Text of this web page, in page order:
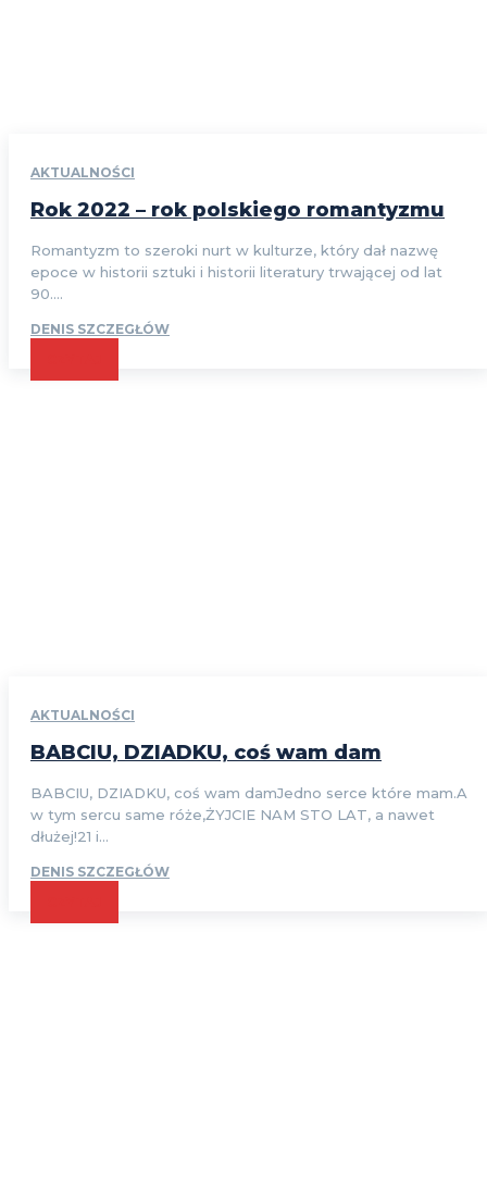
AKTUALNOŚCI
Rok 2022 – rok polskiego romantyzmu
Romantyzm to szeroki nurt w kulturze, który dał nazwę
epoce w historii sztuki i historii literatury trwającej od lat
90....
DENIS SZCZEGŁÓW
AKTUALNOŚCI
BABCIU, DZIADKU, coś wam dam
BABCIU, DZIADKU, coś wam damJedno serce które mam.A
w tym sercu same róże,ŻYJCIE NAM STO LAT, a nawet
dłużej!21 i...
DENIS SZCZEGŁÓW